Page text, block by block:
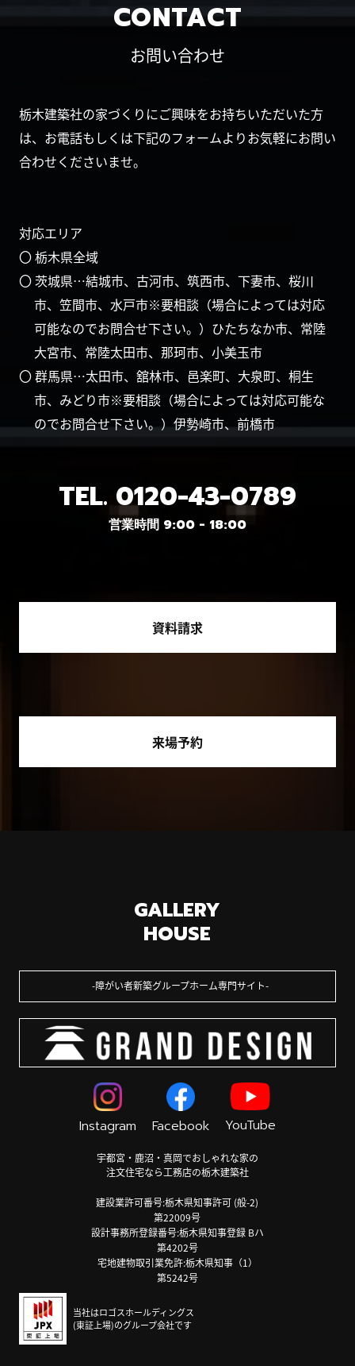
CONTACT
お問い合わせ
栃木建築社の家づくりにご興味をお持ちいただいた方
は、お電話もしくは下記のフォームよりお気軽にお問い
合わせくださいませ。
対応エリア
〇 栃木県全域
〇 茨城県…結城市、古河市、筑西市、下妻市、桜川
市、笠間市、水戸市※要相談（場合によっては対応
可能なのでお問合せ下さい。）ひたちなか市、常陸
大宮市、常陸太田市、那珂市、小美玉市
〇 群馬県…太田市、舘林市、邑楽町、大泉町、桐生
市、みどり市※要相談（場合によっては対応可能な
のでお問合せ下さい。）伊勢崎市、前橋市
TEL. 0120-43-0789
営業時間 9:00 - 18:00
資料請求
来場予約
GALLERY
HOUSE
障がい者新築グループホーム専門サイト
Instagram Facebook YouTube
宇都宮・鹿沼・真岡でおしゃれな家の
注文住宅なら工務店の栃木建築社
建設業許可番号:栃木県知事許可 (般-2)
第22009号
設計事務所登録番号:栃木県知事登録 Bハ
第4202号
宅地建物取引業免許:栃木県知事（1）
第5242号
当社はロゴスホールディングス
(東証上場)のグループ会社です